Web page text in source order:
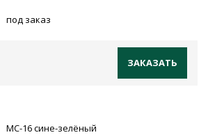
под заказ
ЗАКАЗАТЬ
MC-16 сине-зелёный